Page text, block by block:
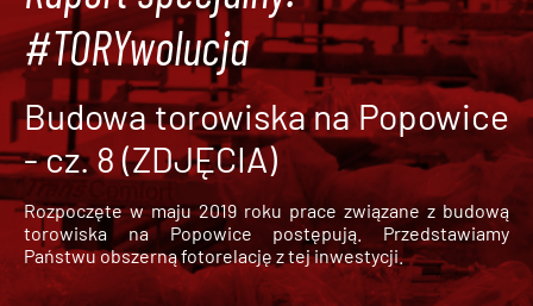
#TORYwolucja
Budowa torowiska na Popowice
- cz. 8 (ZDJĘCIA)
Rozpoczęte w maju 2019 roku prace związane z budową
torowiska na Popowice
postępują. Przedstawiamy
Państwu obszerną fotorelację z tej inwestycji.